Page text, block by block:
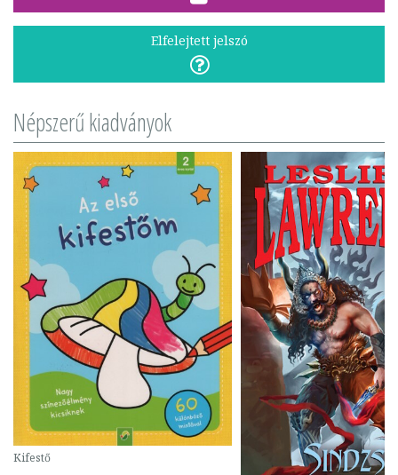
Elfelejtett jelszó
Népszerű kiadványok
Kifestő